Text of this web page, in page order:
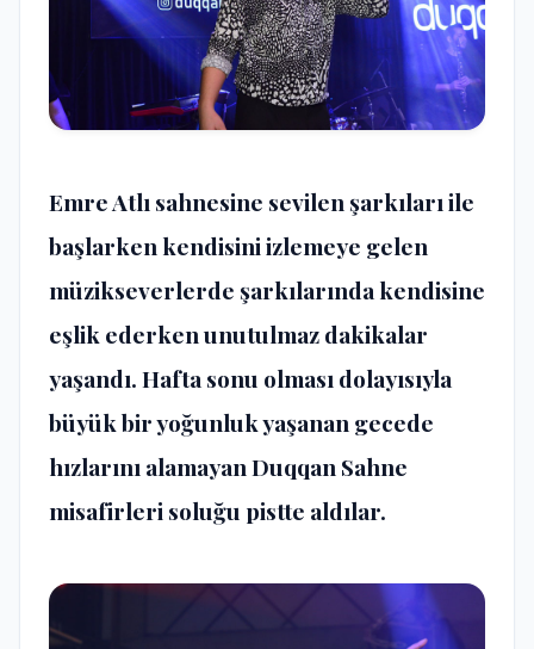
Emre Atlı sahnesine sevilen şarkıları ile
başlarken kendisini izlemeye gelen
müzikseverlerde şarkılarında kendisine
eşlik ederken unutulmaz dakikalar
yaşandı. Hafta sonu olması dolayısıyla
büyük bir yoğunluk yaşanan gecede
hızlarını alamayan Duqqan Sahne
misafirleri soluğu pistte aldılar.